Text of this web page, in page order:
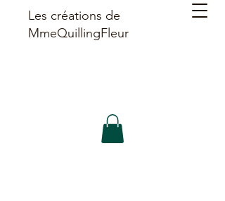
Les créations de
MmeQuillingFleur